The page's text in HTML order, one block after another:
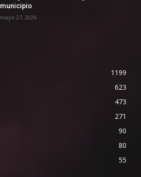
municipio
mayo 27, 2026
1199
623
473
271
90
80
55